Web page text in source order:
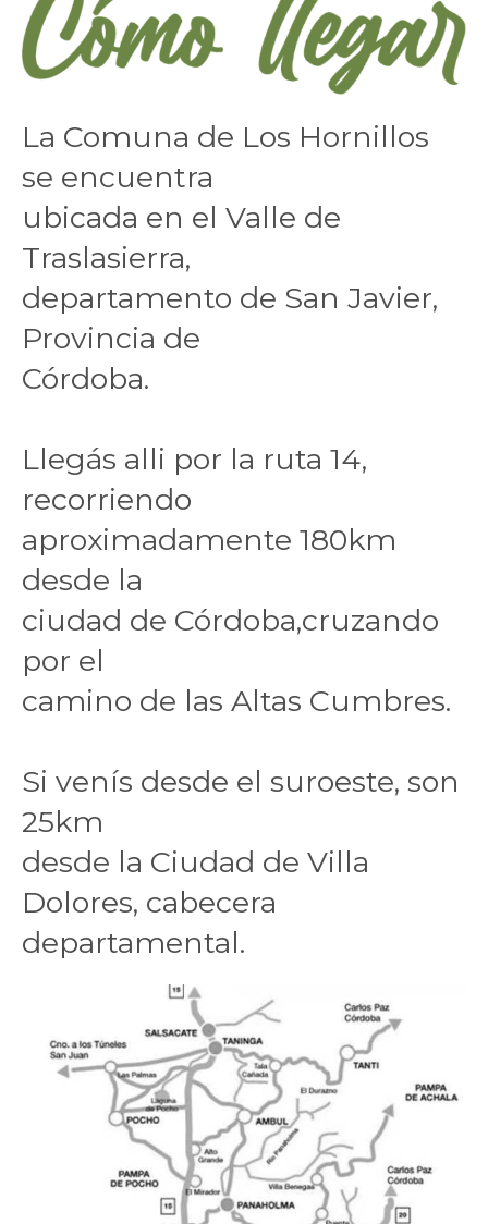
La Comuna de Los Hornillos
se encuentra
ubicada en el Valle de
Traslasierra,
departamento de San Javier,
Provincia de
Córdoba.
Llegás alli por la ruta 14,
recorriendo
aproximadamente 180km
desde la
ciudad de Córdoba,cruzando
por el
camino de las Altas Cumbres.
Si venís desde el suroeste, son
25km
desde la Ciudad de Villa
Dolores, cabecera
departamental.